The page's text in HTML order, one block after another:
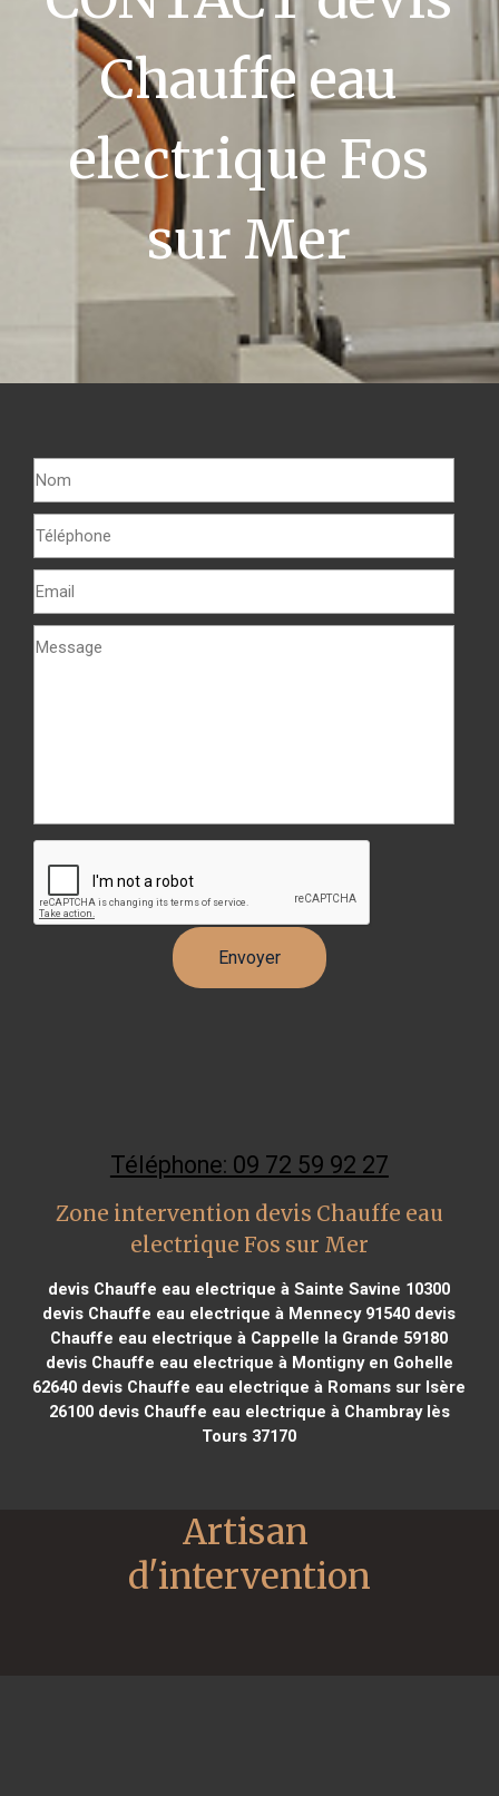
Chauffe eau
electrique Fos
sur Mer
Téléphone: 09 72 59 92 27
Zone intervention devis Chauffe eau
electrique Fos sur Mer
devis Chauffe eau electrique à Sainte Savine 10300
devis Chauffe eau electrique à Mennecy 91540 devis
Chauffe eau electrique à Cappelle la Grande 59180
devis Chauffe eau electrique à Montigny en Gohelle
62640 devis Chauffe eau electrique à Romans sur Isère
26100devis Chauffe eau electrique à Chambray lès
Tours 37170
Artisan
d'intervention